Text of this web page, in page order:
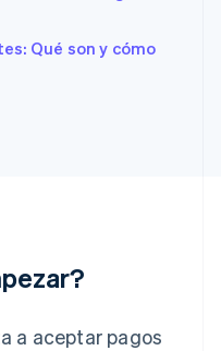
Qué son y cómo
a aceptar pagos